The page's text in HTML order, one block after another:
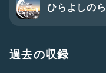
海苔で巻いてたべる薬
https://morito-
https://abr.ge/vz7mpw
ひらよしの
過去の収録